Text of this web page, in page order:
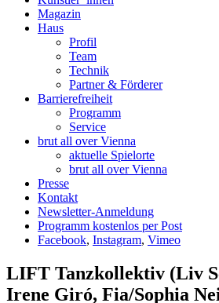
Magazin
Haus
Profil
Team
Technik
Partner & Förderer
Barrierefreiheit
Programm
Service
brut all over Vienna
aktuelle Spielorte
brut all over Vienna
Presse
Kontakt
Newsletter-Anmeldung
Programm kostenlos per Post
Facebook, Instagram, Vimeo
LIFT Tanzkollektiv (Liv
Irene Giró, Fia/Sophia